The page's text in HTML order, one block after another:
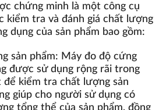
chứng minh là một công cụ
kiểm tra và đánh giá chất lượng
dụng của sản phẩm bao gồm:
sản phẩm: Máy đo độ cứng
được sử dụng rộng rãi trong
để kiểm tra chất lượng sản
giúp cho người sử dụng có
tổng thể của sản phẩm, đồng